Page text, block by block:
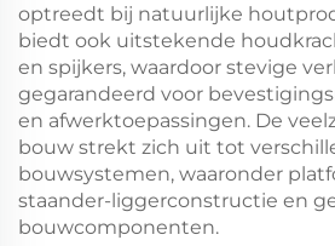
optreedt bij natuurlijke
biedt ook uitstekende
en spijkers, waardoor stevige
gegarandeerd voor
en afwerktoepassingen. De
bouw strekt zich uit tot
bouwsystemen, waaronder
staander-liggerconstructie en
bouwcomponenten.